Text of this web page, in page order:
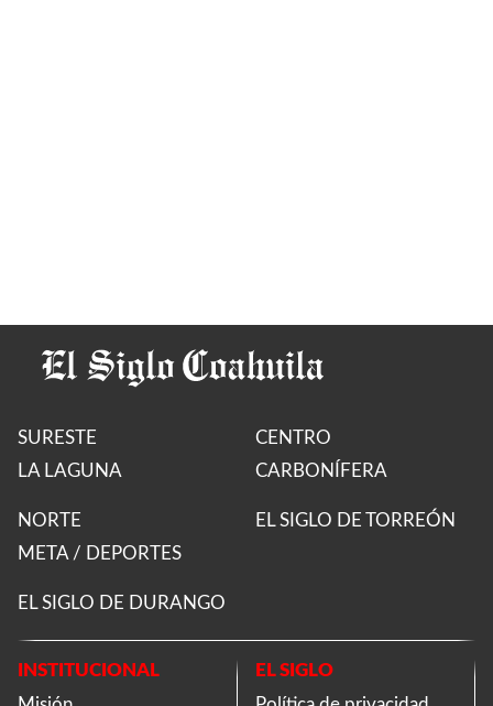
SURESTE
LA LAGUNA
CENTRO
CARBONÍFERA
NORTE
META / DEPORTES
EL SIGLO DE TORREÓN
EL SIGLO DE DURANGO
INSTITUCIONAL
EL SIGLO